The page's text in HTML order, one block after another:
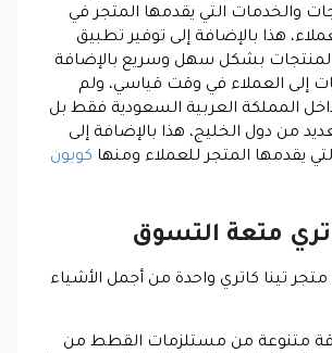
والخدمات التي يقدمها المتجر في
هذا بالإضافة إلى توفير تطبيق
بشكل سهل وسريع بالإضافة
إلى العملاء في وقت قياسي، ولم
المملكة العربية السعودية فقط بل
من دول الخليج، هذا بالإضافة إلى
يقدمها المتجر للعملاء ومنها كوبون
متعة التسوق
تينا كاتري واحدة من أجمل الأشياء
متنوعة من مستلزمات القطط من